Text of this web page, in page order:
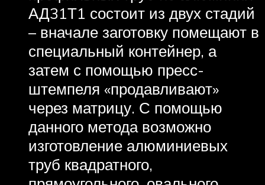
АД31Т1 состоит из двух стадий
– вначале заготовку помещают в
специальный контейнер, а
затем с помощью пресс-
штемпеля «продавливают»
через матрицу. С помощью
данного метода возможно
изготовление алюминиевых
труб квадратного,